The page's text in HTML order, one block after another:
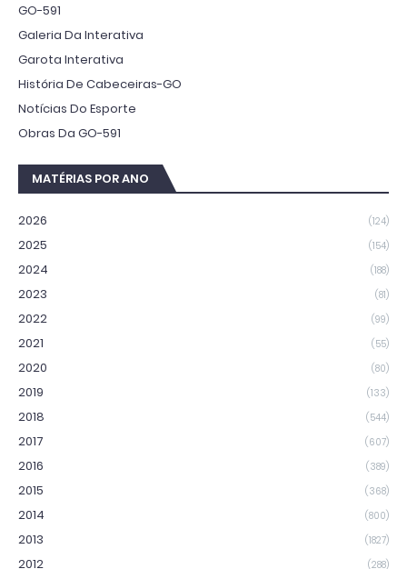
GO-591
Galeria Da Interativa
Garota Interativa
História De Cabeceiras-GO
Notícias Do Esporte
Obras Da GO-591
MATÉRIAS POR ANO
2026 (124)
2025 (154)
2024 (188)
2023 (81)
2022 (99)
2021 (55)
2020 (80)
2019 (133)
2018 (544)
2017 (607)
2016 (389)
2015 (368)
2014 (800)
2013 (1827)
2012 (288)